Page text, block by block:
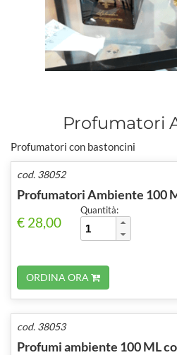
Profumatori
Profumatori con bastoncini
cod. 38052
Profumatori Ambiente 100
€ 28,00
Quantità:
ORDINA ORA
cod. 38053
Profumi ambiente 100 ML